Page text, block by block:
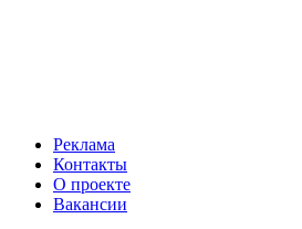
Реклама
Контакты
О проекте
Вакансии